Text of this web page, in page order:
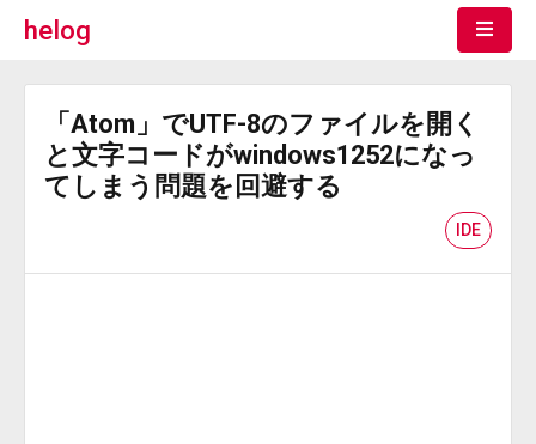
helog
「Atom」でUTF-8のファイルを開く
と文字コードがwindows1252になっ
てしまう問題を回避する
IDE